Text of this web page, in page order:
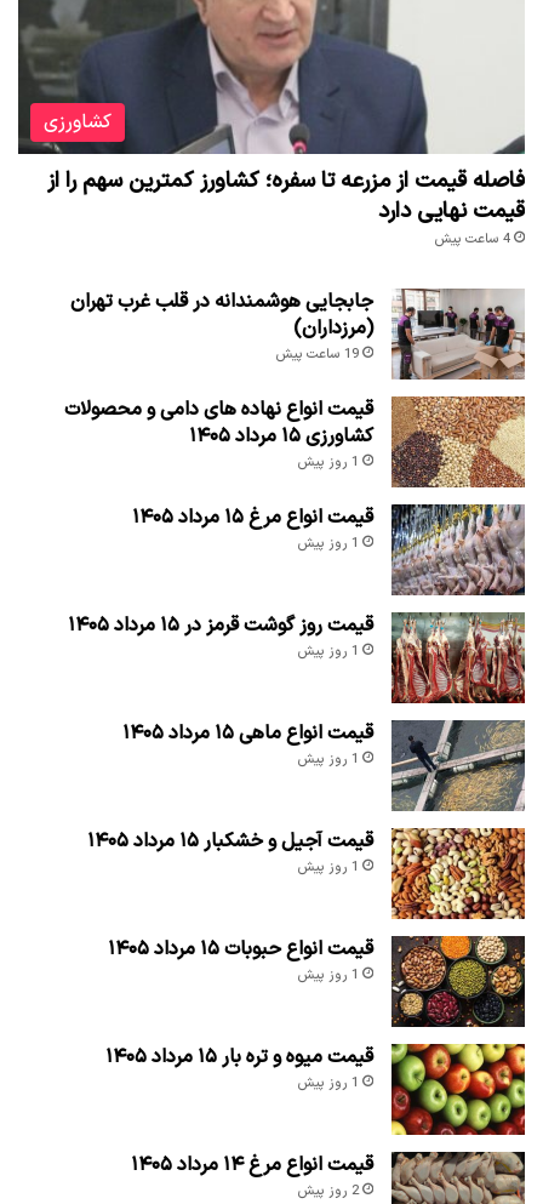
کشاورزی
فاصله قیمت از مزرعه تا سفره؛ کشاورز کمترین سهم را از
قیمت نهایی دارد
4 ساعت پیش
جابجایی هوشمندانه در قلب غرب تهران
(مرزداران)
19 ساعت پیش
قیمت انواع نهاده های دامی و محصولات
کشاورزی ۱۵ مرداد ۱۴۰۵
1 روز پیش
قیمت انواع مرغ ۱۵ مرداد ۱۴۰۵
1 روز پیش
قیمت روز گوشت قرمز در ۱۵ مرداد ۱۴۰۵
1 روز پیش
قیمت انواع ماهی ۱۵ مرداد ۱۴۰۵
1 روز پیش
قیمت آجیل و خشکبار ۱۵ مرداد ۱۴۰۵
1 روز پیش
قیمت انواع حبوبات ۱۵ مرداد ۱۴۰۵
1 روز پیش
قیمت میوه و تره بار ۱۵ مرداد ۱۴۰۵
1 روز پیش
قیمت انواع مرغ ۱۴ مرداد ۱۴۰۵
2 روز پیش